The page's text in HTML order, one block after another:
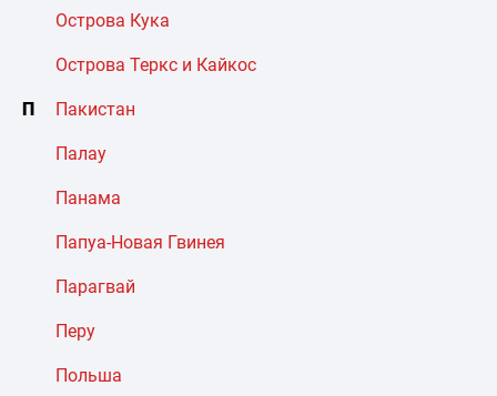
Острова Кука
Острова Теркс и Кайкос
П Пакистан
Палау
Панама
Папуа-Новая Гвинея
Парагвай
Перу
Польша